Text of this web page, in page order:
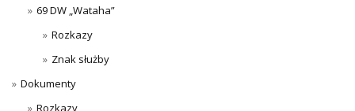
69 DW „Wataha”
Rozkazy
Znak służby
Dokumenty
Rozkazy